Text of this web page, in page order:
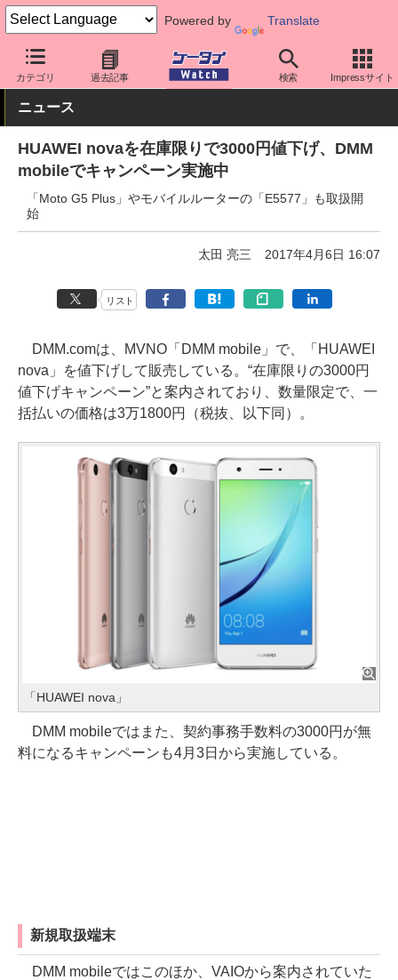
Powered by Translate
カテゴリ 過去記事 検索 Impressサイト
ケータイ Watch 格安スマホ/格安SIM 格安SIM/MVNO DMM
ニュース
HUAWEI novaを在庫限りで3000円値下げ、DMM
mobileでキャンペーン実施中
「Moto G5 Plus」やモバイルルーターの「E5577」も取扱開
始
太田 亮三 2017年4月6日 16:07
リスト
DMM.comは、MVNO「DMM mobile」で、「HUAWEI
nova」を値下げして販売している。“在庫限りの3000円
値下げキャンペーン”と案内されており、数量限定で、一
括払いの価格は3万1800円（税抜、以下同）。
「HUAWEI nova」
DMM mobileではまた、契約事務手数料の3000円が無
料になるキャンペーンも4月3日から実施している。
新規取扱端末
DMM mobileではこのほか、VAIOから案内されていた